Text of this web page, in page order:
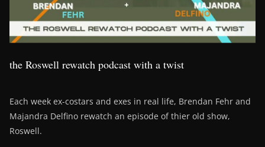
the Roswell rewatch podcast with a twist
Each week ex-costars and exes in real life, Brendan Fehr and
Majandra Delfino rewatch an episode of thier old show,
Roswell.